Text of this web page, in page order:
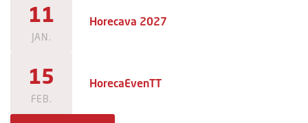
11
JAN.
Horecava 2027
15
FEB.
HorecaEvenTT